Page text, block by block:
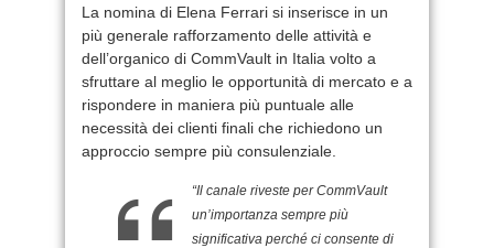
La nomina di Elena Ferrari si inserisce in un
più generale rafforzamento delle attività e
dell’organico di CommVault in Italia volto a
sfruttare al meglio le opportunità di mercato e a
rispondere in maniera più puntuale alle
necessità dei clienti finali che richiedono un
approccio sempre più consulenziale.
“Il canale riveste per CommVault
un’importanza sempre più
significativa perché ci consente di